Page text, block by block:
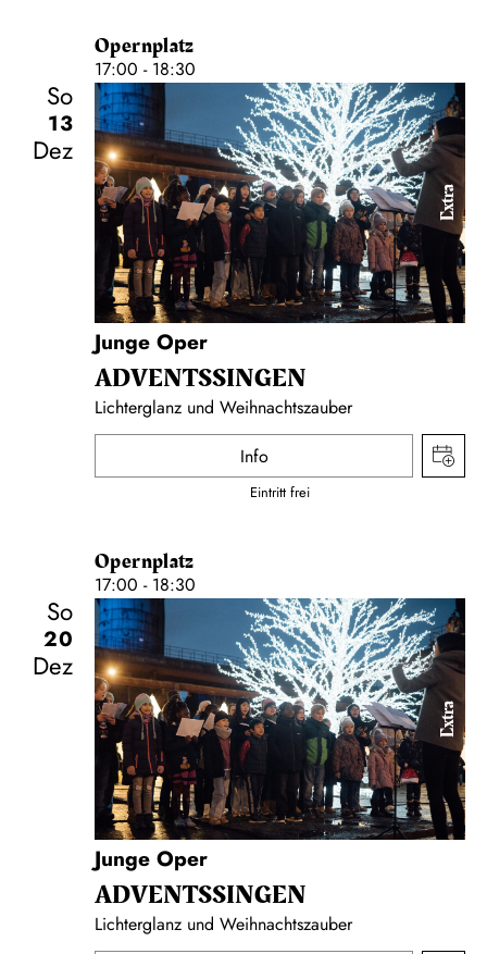
Opernplatz
17:00 - 18:30
So
13
Dez
Extra
Junge Oper
ADVENTS­SINGEN
Lichterglanz und Weihnachtszauber
Info
Eintritt frei
Opernplatz
17:00 - 18:30
So
20
Dez
Extra
Junge Oper
ADVENTS­SINGEN
Lichterglanz und Weihnachtszauber